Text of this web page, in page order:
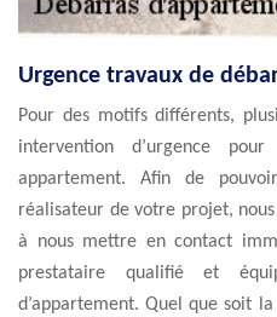
Urgence travaux de
Pour des motifs différents,
intervention d’urgence
appartement. Afin de
réalisateur de votre projet,
à nous mettre en contact
prestataire qualifié et
d’appartement. Quel que soit